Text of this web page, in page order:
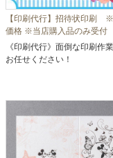
【印刷代行】招待状印刷
価格 ※当店購入品のみ受付
《印刷代行》面倒な印刷作
お任せください！